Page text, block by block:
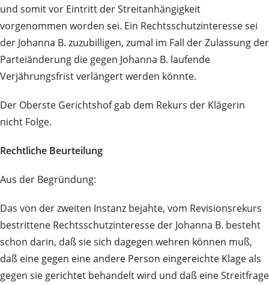
und somit vor Eintritt der Streitanhängigkeit
vorgenommen worden sei. Ein Rechtsschutzinteresse sei
der Johanna B. zuzubilligen, zumal im Fall der Zulassung der
Parteiänderung die gegen Johanna B. laufende
Verjährungsfrist verlängert werden könnte.
Der Oberste Gerichtshof gab dem Rekurs der Klägerin
nicht Folge.
Rechtliche Beurteilung
Aus der Begründung:
Das von der zweiten Instanz bejahte, vom Revisionsrekurs
bestrittene Rechtsschutzinteresse der Johanna B. besteht
schon darin, daß sie sich dagegen wehren können muß,
daß eine gegen eine andere Person eingereichte Klage als
gegen sie gerichtet behandelt wird und daß eine Streitfrage